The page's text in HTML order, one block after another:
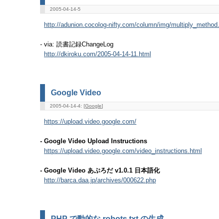
2005-04-14-5
http://adunion.cocolog-nifty.com/column/img/
- via: 読書記録ChangeLog
http://dkiroku.com/2005-04-14-11.html
Google Video
2005-04-14-4: [Google]
https://upload.video.google.com/
- Google Video Upload Instructions
https://upload.video.google.com/video_instructions.html
- Google Video あぷろだ v1.0.1 日本語化
http://barca.daa.jp/archives/000622.php